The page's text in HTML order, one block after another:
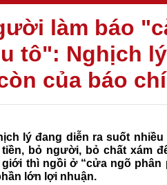
làm báo
tô": Nghịch
của báo
lý đang diễn ra suốt
tiền, bỏ người, bỏ chất xám
thì ngồi ở “cửa ngõ
lớn lợi nhuận.